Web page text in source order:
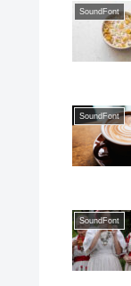
SoundFont
SoundFont
SoundFont